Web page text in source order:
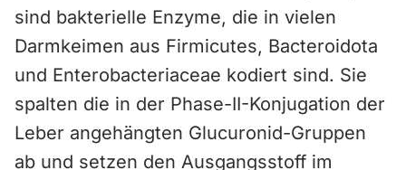
sind bakterielle Enzyme, die in vielen
Darmkeimen aus Firmicutes, Bacteroidota
und Enterobacteriaceae kodiert sind. Sie
spalten die in der Phase-II-Konjugation der
Leber angehängten Glucuronid-Gruppen
ab und setzen den Ausgangsstoff im